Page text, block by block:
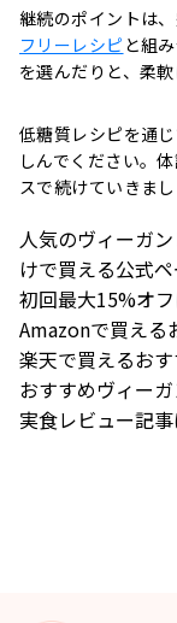
継続のポイントは
フリーレシピ と組
を選んだりと、柔
低糖質レシピを通
しんでください。
スで続けていきまし
人気のヴィーガ
けで買える公式
初回最大15%オ
Amazonで買える
楽天で買えるお
おすすめヴィー
実食レビュー記